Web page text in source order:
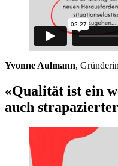
Yvonne Aulmann,
«Qualität ist ein
auch